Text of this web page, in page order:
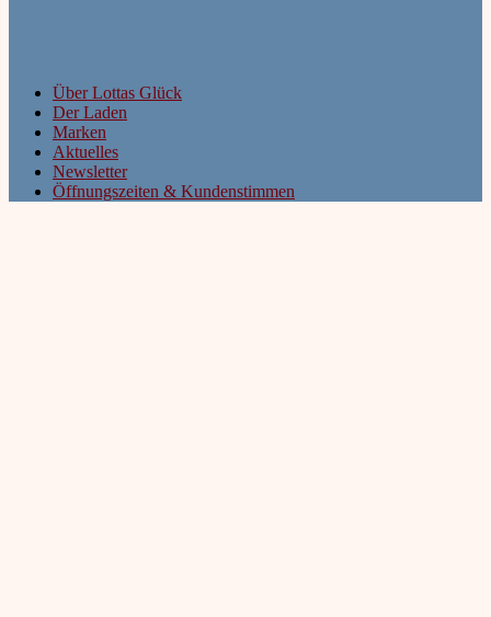
Über Lottas Glück
Der Laden
Marken
Aktuelles
Newsletter
Öffnungszeiten & Kundenstimmen